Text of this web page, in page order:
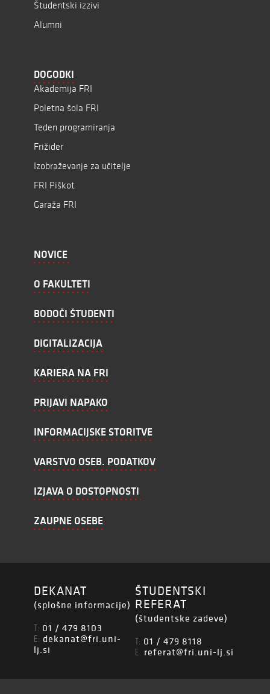
Študentski izzivi
Alumni
DOGODKI
Akademija FRI
Poletna šola FRI
Teden programiranja
Frižider
Izobraževanje za učitelje
FRI Piškot
Garaža FRI
NOVICE
O FAKULTETI
BODOČI ŠTUDENTI
DIGITALIZACIJA
KARIERA NA FRI
PRIJAVI NAPAKO
INFORMACIJSKE STORITVE
VARSTVO OSEB. PODATKOV
IZJAVA O DOSTOPNOSTI
ZAUPNE OSEBE
DEKANAT
(splošne informacije)
T: 01 / 479 8103
E: dekanat@fri.uni-
lj.si
ŠTUDENTSKI
REFERAT
(študentske zadeve)
T: 01 / 479 8118
E: referat@fri.uni-lj.si